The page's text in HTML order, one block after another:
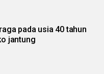
pada usia 40 tahun
jantung